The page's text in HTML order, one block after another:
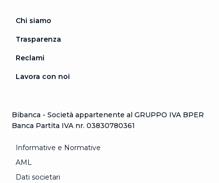
Chi siamo
Trasparenza
Reclami
Lavora con noi
Bibanca - Società appartenente al GRUPPO IVA BPER
Banca Partita IVA nr. 03830780361
Informative e Normative
AML
Dati societari